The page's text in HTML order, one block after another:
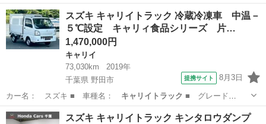
名： ＫＣエアコン…
埼玉 入間市 キャリイ
スズキ キャリイトラック 冷蔵冷凍車 中温－
５℃設定 キャリィ食品シリーズ 片…
1,470,000円
キャリイ
73,030km
2019年
千葉県 野田市
提携サイト 8月3日
カー名： スズキ ■ 車種名： キャリイトラック ■ グレード
名： 冷蔵冷凍車 …
千葉 野田市 キャリイ
スズキ キャリイトラック キンタロウダンプ